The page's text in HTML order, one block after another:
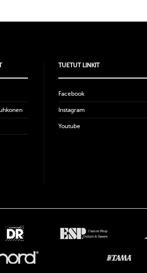
TUETUT LINKIT
Facebook
Instagram
Youtube